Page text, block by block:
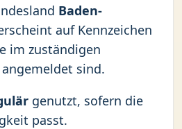
Baden-
auf Kennzeichen
im zuständigen
sind.
genutzt, sofern die
passt.